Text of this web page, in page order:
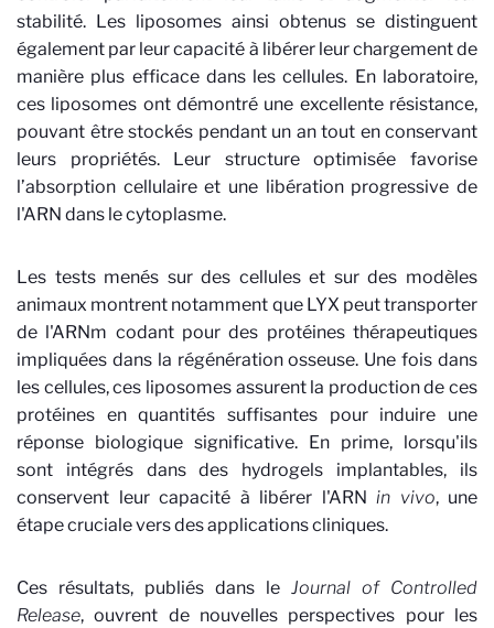
stabilité. Les liposomes ainsi obtenus se distinguent
également par leur capacité à libérer leur chargement de
manière plus efficace dans les cellules. En laboratoire,
ces liposomes ont démontré une excellente résistance,
pouvant être stockés pendant un an tout en conservant
leurs propriétés. Leur structure optimisée favorise
l’absorption cellulaire et une libération progressive de
l'ARN dans le cytoplasme.
Les tests menés sur des cellules et sur des modèles
animaux montrent notamment que LYX peut transporter
de l'ARNm codant pour des protéines thérapeutiques
impliquées dans la régénération osseuse. Une fois dans
les cellules, ces liposomes assurent la production de ces
protéines en quantités suffisantes pour induire une
réponse biologique significative. En prime, lorsqu'ils
sont intégrés dans des hydrogels implantables, ils
conservent leur capacité à libérer l'ARN in vivo, une
étape cruciale vers des applications cliniques.
Ces résultats, publiés dans le Journal of Controlled
Release, ouvrent de nouvelles perspectives pour les